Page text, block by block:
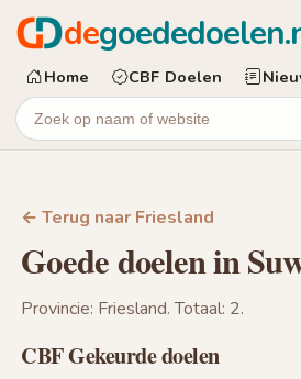
de
Home CBF Doelen
← Terug naar Friesland
Goede doelen in
Provincie: Friesland. Totaal: 2.
CBF Gekeurde doelen